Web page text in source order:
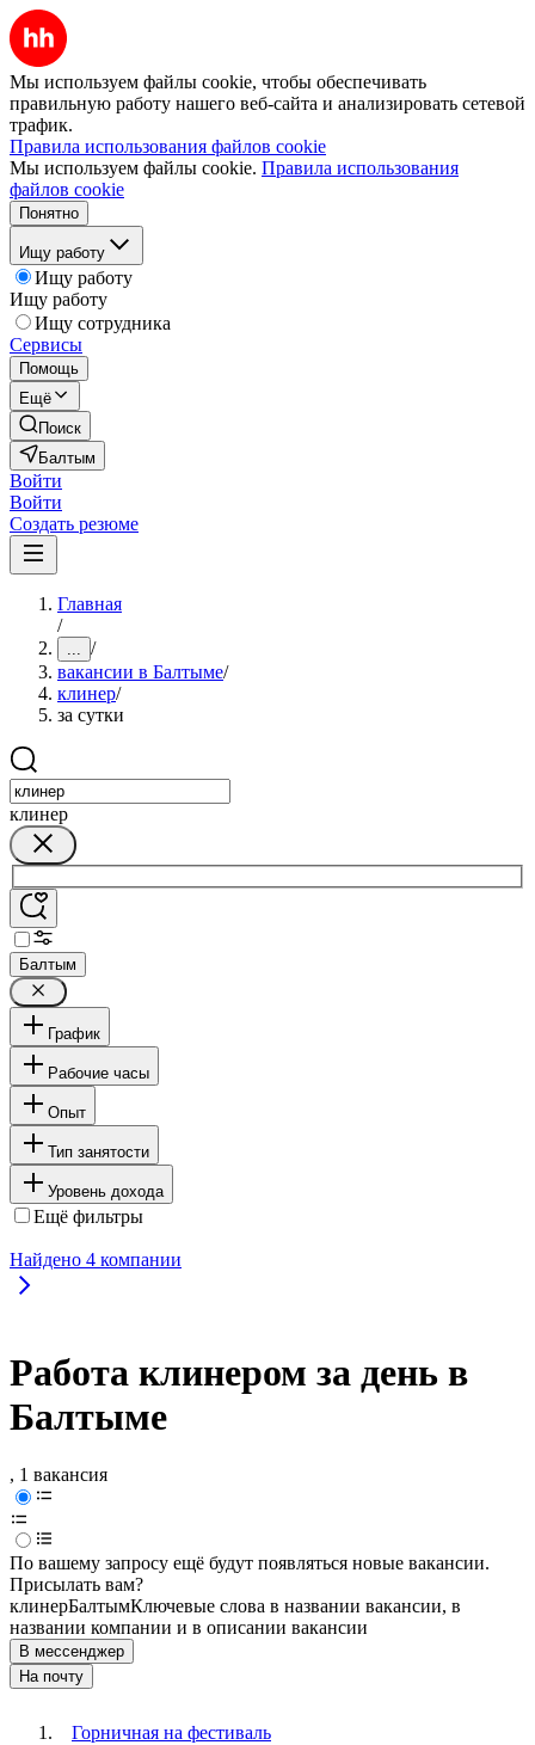
Мы используем файлы cookie, чтобы обеспечивать
правильную работу нашего веб-сайта и анализировать сетевой
трафик.
Правила использования файлов cookie
Мы используем файлы cookie. Правила использования
файлов cookie
Понятно
Ищу работу
Ищу работу
Ищу работу
Ищу сотрудника
Сервисы
Помощь
Ещё
Поиск
Балтым
Войти
Войти
Создать резюме
Главная
/
... /
вакансии в Балтыме/
клинер/
за сутки
клинер
Балтым
График
Рабочие часы
Опыт
Тип занятости
Уровень дохода
Ещё фильтры
Найдено 4 компании
Работа клинером за день в
Балтыме
, 1 вакансия
По вашему запросу ещё будут появляться новые вакансии.
Присылать вам?
клинерБалтымКлючевые слова в названии вакансии, в
названии компании и в описании вакансии
В мессенджер
На почту
Горничная на фестиваль